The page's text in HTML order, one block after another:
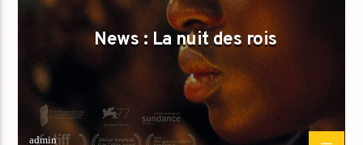
News : La nuit des rois
admin